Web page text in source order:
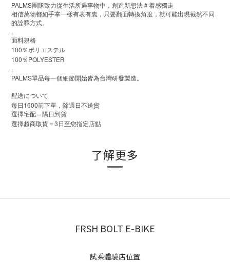
PALMS團隊致力從生活所遇事物中，創造新想法＃着感獨走
相信萬物都如手掌一樣有表有裏，只要翻面轉換角度，就可能出現截然不同
的詮釋方式。
-
面料規格
100 ％ポリエステル
100 ％ POLYESTER
-
PALMS單品每一個細節開始皆為台灣研發製造。
配送について
每日 1600前下單，除週日不送貨
選擇宅配＝隔日到貨
選擇超商取貨＝ 3 日至您指定店點
了解更多
FRSH BOLT E-BIKE
試乘體驗店位置